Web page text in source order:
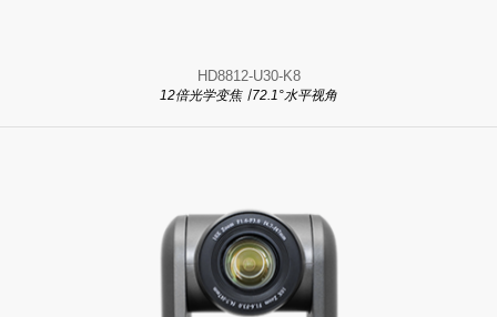
HD8812-U30-K8
12倍光学变焦 ∣ 72.1°水平视角